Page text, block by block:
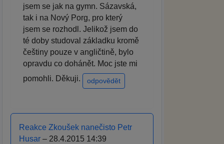
jsem se jak na gymn. Sázavská,
tak i na Nový Porg, pro který
jsem se rozhodl. Jelikož jsem do
té doby studoval základku kromě
češtiny pouze v angličtině, bylo
opravdu co dohánět. Moc jste mi
pomohli. Děkuji.
odpovědět
Reakce Zkoušek nanečisto Petr
Husar – 28.4.2015 14:39